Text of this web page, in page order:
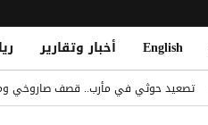
English أخبار وتقارير
تصعيد حوثي في مأرب.. قصف صاروخي